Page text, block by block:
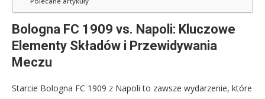
Bologna FC 1909 vs. Napoli: Kluczowe
Elementy Składów i Przewidywania
Meczu
Starcie Bologna FC 1909 z Napoli to zawsze wydarzenie, które